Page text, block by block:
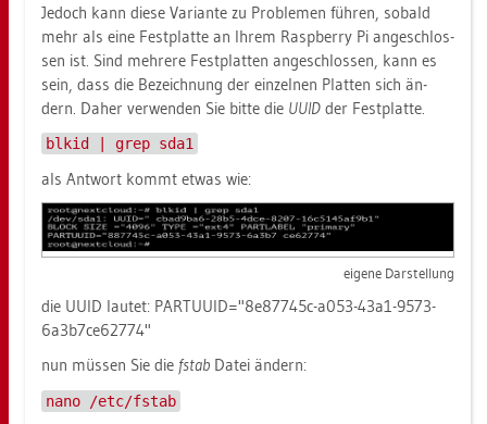
Je­doch kann diese Va­ri­an­te zu Pro­ble­men füh­ren, so­bald
mehr als eine Fest­plat­te an Ihrem Raspber­ry Pi an­ge­schlos­
sen ist. Sind meh­re­re Fest­plat­ten an­ge­schlos­sen, kann es
sein, dass die Be­zeich­nung der ein­zel­nen Plat­ten sich än­
dern. Daher ver­wen­den Sie bitte die UUID der Fest­plat­te.
blkid | grep sda1
als Ant­wort kommt etwas wie:
ei­ge­ne Dar­stel­lung
die UUID lau­tet: PAR­TUUID="8e87745c-a053-43a1-9573-
6a3b7ce62774"
nun müs­sen Sie die fstab Datei än­dern:
nano /etc/fstab